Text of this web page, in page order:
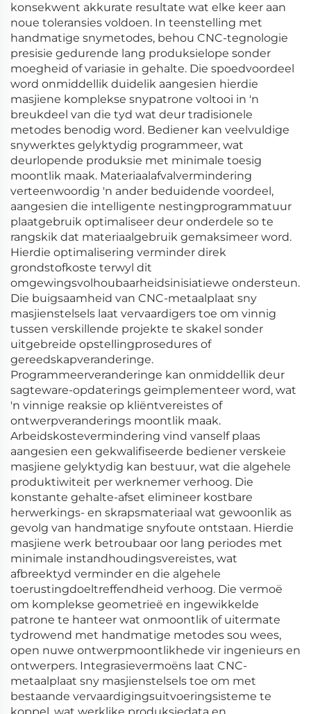
konsekwent akkurate resultate wat elke keer aan
noue toleransies voldoen. In teenstelling met
handmatige snymetodes, behou CNC-tegnologie
presisie gedurende lang produksielope sonder
moegheid of variasie in gehalte. Die spoedvoordeel
word onmiddellik duidelik aangesien hierdie
masjiene komplekse snypatrone voltooi in 'n
breukdeel van die tyd wat deur tradisionele
metodes benodig word. Bediener kan veelvuldige
snywerktes gelyktydig programmeer, wat
deurlopende produksie met minimale toesig
moontlik maak. Materiaalafvalvermindering
verteenwoordig 'n ander beduidende voordeel,
aangesien die intelligente nestingprogrammatuur
plaatgebruik optimaliseer deur onderdele so te
rangskik dat materiaalgebruik gemaksimeer word.
Hierdie optimalisering verminder direk
grondstofkoste terwyl dit
omgewingsvolhoubaarheidsinisiatiewe ondersteun.
Die buigsaamheid van CNC-metaalplaat sny
masjienstelsels laat vervaardigers toe om vinnig
tussen verskillende projekte te skakel sonder
uitgebreide opstellingprosedures of
gereedskapveranderinge.
Programmeerveranderinge kan onmiddellik deur
sagteware-opdaterings geïmplementeer word, wat
'n vinnige reaksie op kliëntvereistes of
ontwerpveranderings moontlik maak.
Arbeidskostevermindering vind vanself plaas
aangesien een gekwalifiseerde bediener verskeie
masjiene gelyktydig kan bestuur, wat die algehele
produktiwiteit per werknemer verhoog. Die
konstante gehalte-afset elimineer kostbare
herwerkings- en skrapsmateriaal wat gewoonlik as
gevolg van handmatige snyfoute ontstaan. Hierdie
masjiene werk betroubaar oor lang periodes met
minimale instandhoudingsvereistes, wat
afbreektyd verminder en die algehele
toerustingdoeltreffendheid verhoog. Die vermoë
om komplekse geometrieë en ingewikkelde
patrone te hanteer wat onmoontlik of uitermate
tydrowend met handmatige metodes sou wees,
open nuwe ontwerpmoontlikhede vir ingenieurs en
ontwerpers. Integrasievermoëns laat CNC-
metaalplaat sny masjienstelsels toe om met
bestaande vervaardigingsuitvoeringsisteme te